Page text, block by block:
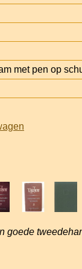
met pen op
goede